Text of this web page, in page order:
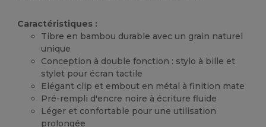
Caractéristiques :
Tibre en bambou durable avec un grain naturel
unique
Conception à double fonction : stylo à bille et
stylet pour écran tactile
Elégant clip et embout en métal à finition mate
Pré-rempli d'encre noire à écriture fluide
Léger et confortable pour une utilisation
prolongée